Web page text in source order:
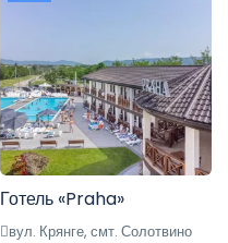
Готель «Praha»
вул. Крянге, смт. Солотвино